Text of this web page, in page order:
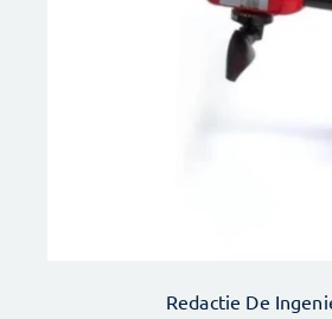
Redactie De